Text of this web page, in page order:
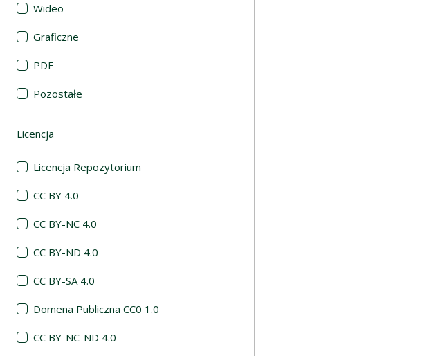
Wideo
Graficzne
PDF
Pozostałe
Licencja
Licencja Repozytorium
CC BY 4.0
CC BY-NC 4.0
CC BY-ND 4.0
CC BY-SA 4.0
Domena Publiczna CC0 1.0
CC BY-NC-ND 4.0